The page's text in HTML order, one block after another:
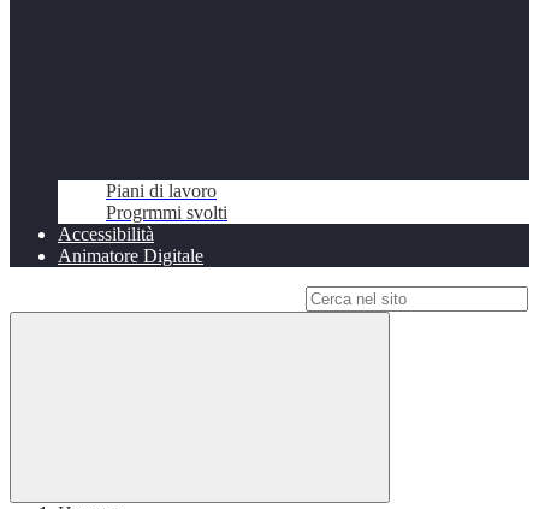
Piani di lavoro
Progrmmi svolti
Accessibilità
Animatore Digitale